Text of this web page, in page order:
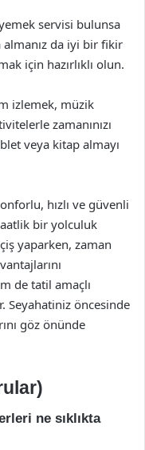
servisi bulunsa
almanız da iyi bir fikir
için hazırlıklı olun.
izlemek, müzik
zamanınızı
veya kitap almayı
hızlı ve güvenli
bir yolculuk
yaparken, zaman
de tatil amaçlı
Seyahatiniz öncesinde
göz önünde
ne sıklıkta